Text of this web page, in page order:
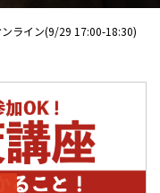
ライン(9/29 17:00-18:30)